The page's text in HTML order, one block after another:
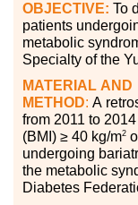
OBJECTIVE: To
patients
metabolic
Specialty of the
MATERIAL AND
METHOD: A
from 2011 to
(BMI) ≥ 40 kg/m2
undergoing
the metabolic
Diabetes